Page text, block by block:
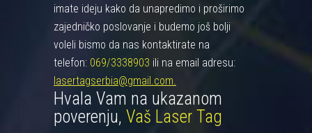
imate ideju kako da unapredimo i proširimo
zajedničko poslovanje i budemo još bolji
voleli bismo da nas kontaktirate na
telefon: 069/3338903 ili na email adresu:
lasertagserbia@gmail.com.
Hvala Vam na ukazanom
poverenju, Vaš Laser Tag